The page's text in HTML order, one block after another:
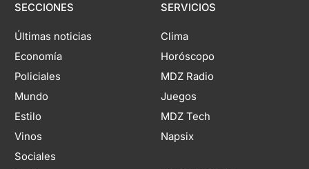
SECCIONES
Últimas noticias
Economía
Policiales
Mundo
Estilo
Vinos
Sociales
SERVICIOS
Clima
Horóscopo
MDZ Radio
Juegos
MDZ Tech
Napsix